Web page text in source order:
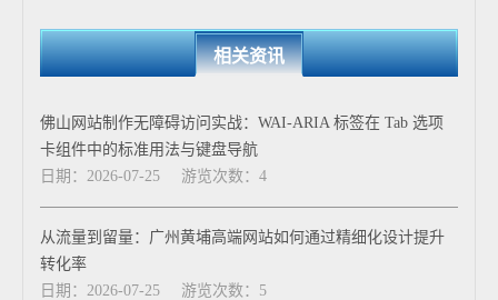
相关资讯
佛山网站制作无障碍访问实战：WAI-ARIA 标签在 Tab 选项
卡组件中的标准用法与键盘导航
日期：2026-07-25
游览次数：4
从流量到留量：广州黄埔高端网站如何通过精细化设计提升
转化率
日期：2026-07-25
游览次数：5